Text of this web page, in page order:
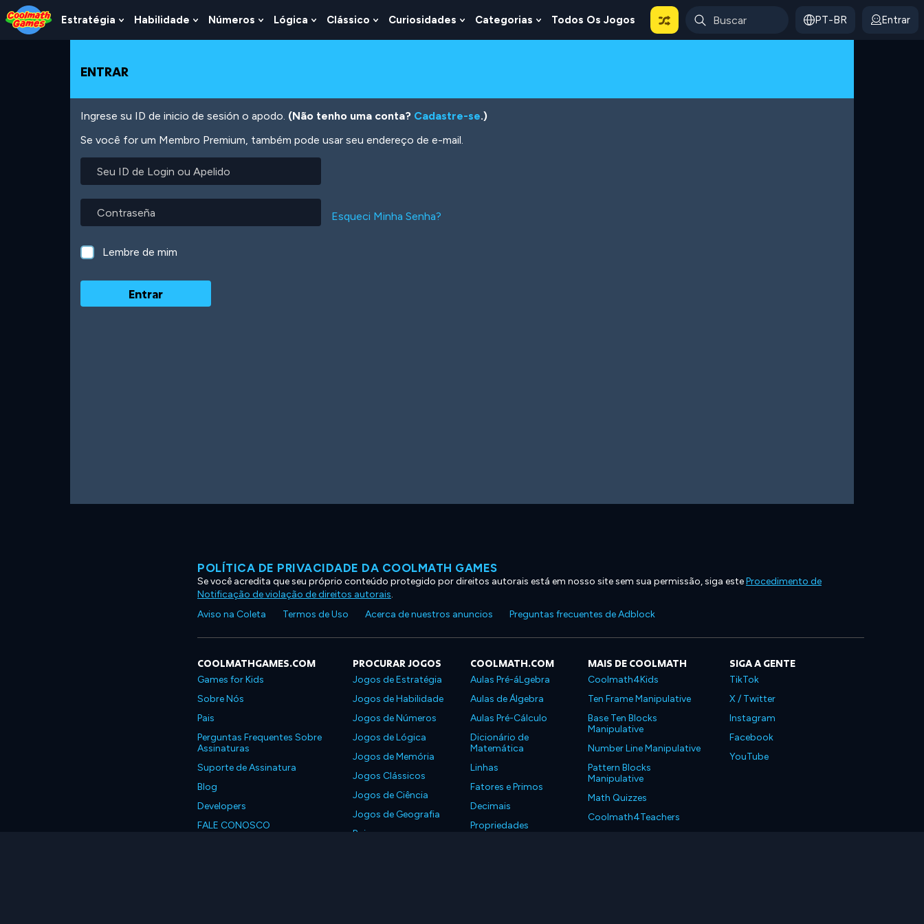
Skip
to
Top
Skip
to
Navigation
Skip
to
Main
Skip
to
Footer
para
Estratégia Show
Submenu
Estratégia
Habilidade Show
Submenu
Números Show
Submenu
Lógica Show
Submenu
Clássico Show
Submenu
Curiosidades Show
Submenu
Categorias Show
Submenu
Todos Os Jogos PT-BR Entrar
ENTRAR
Ingrese su ID de inicio de sesión o apodo. (Não tenho uma conta? Cadastre-se.)
Se você for um Membro Premium, também pode usar seu endereço de e-mail.
Login
Apelido
Esqueci Minha Senha?
Lembre de mim
POLÍTICA DE PRIVACIDADE DA COOLMATH GAMES
Se você acredita que seu próprio conteúdo protegido por direitos autorais está em nosso site sem sua permissão, siga esteProcedimento de
Notificação de violação de direitos autorais.
Aviso na Coleta
Termos de Uso Acerca de nuestros anuncios Preguntas frecuentes de Adblock
COOLMATHGAMES.COM
Games for Kids
Sobre Nós
Pais
Perguntas Frequentes Sobre
Assinaturas
Suporte de Assinatura
Blog
Developers
FALE CONOSCO
PROCURAR JOGOS
Jogos de Estratégia
Jogos de Habilidade
Jogos de Números
Jogos de Lógica
Jogos de Memória
Jogos Clássicos
Jogos de Ciência
Jogos de Geografia
Baixe nossos
COOLMATH.COM
Aulas Pré-áLgebra
Aulas de Álgebra
Aulas Pré-Cálculo
Dicionário de
Matemática
Linhas
Fatores e Primos
Decimais
Propriedades
MAIS DE COOLMATH
Coolmath4Kids
Ten Frame Manipulative
Base Ten Blocks
Manipulative
Number Line Manipulative
Pattern Blocks
Manipulative
Math Quizzes
Coolmath4Teachers
SIGA A GENTE
TikTok
X / Twitter
Instagram
Facebook
YouTube